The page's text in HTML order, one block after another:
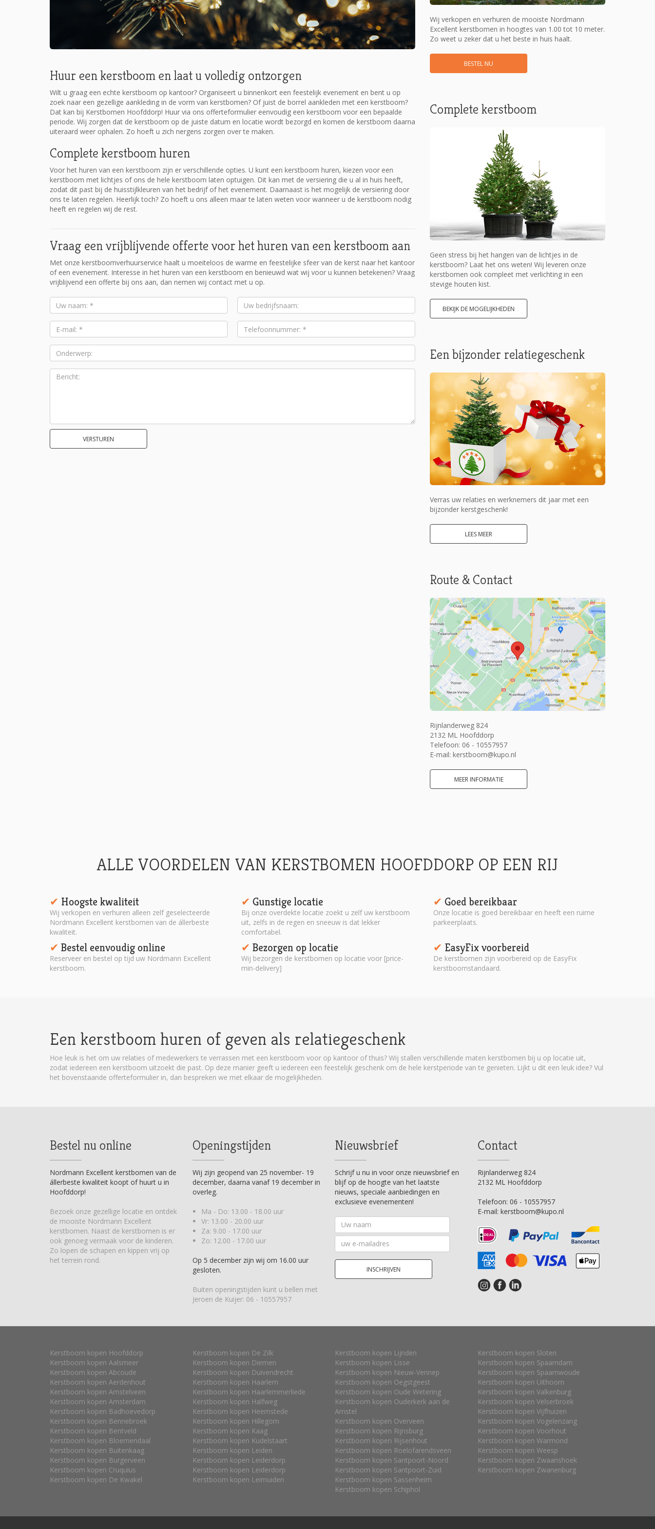
Huur een kerstboom en laat u volledig ontzorgen
Wilt u graag een echte kerstboom op kantoor? Organiseert u binnenkort een feestelijk evenement en bent u op
zoek naar een gezellige aankleding in de vorm van kerstbomen? Of juist de borrel aankleden met een kerstboom?
Dat kan bij Kerstbomen Hoofddorp! Huur via ons offerteformulier eenvoudig een kerstboom voor een bepaalde
periode. Wij zorgen dat de kerstboom op de juiste datum en locatie wordt bezorgd en komen de kerstboom daarna
uiteraard weer ophalen. Zo hoeft u zich nergens zorgen over te maken.
Complete kerstboom huren
Voor het huren van een kerstboom zijn er verschillende opties. U kunt een kerstboom huren, kiezen voor een
kerstboom met lichtjes of ons de hele kerstboom laten optuigen. Dit kan met de versiering die u al in huis heeft,
zodat dit past bij de huisstijlkleuren van het bedrijf of het evenement. Daarnaast is het mogelijk de versiering door
ons te laten regelen. Heerlijk toch? Zo hoeft u ons alleen maar te laten weten voor wanneer u de kerstboom nodig
heeft en regelen wij de rest.
Vraag een vrijblijvende offerte voor het huren van een kerstboom aan
Met onze kerstboomverhuurservice haalt u moeiteloos de warme en feestelijke sfeer van de kerst naar het kantoor
of een evenement. Interesse in het huren van een kerstboom en benieuwd wat wij voor u kunnen betekenen? Vraag
vrijblijvend een offerte bij ons aan, dan nemen wij contact met u op.
Uw
naam:
*
Uw
bedrijfsnaam:
E-
mail:
*
Telefoonnummer:
*
Onderwerp:
Wij verkopen en verhuren de mooiste Nordmann
Excellent kerstbomen in hoogtes van 1.00 tot 10 meter.
Zo weet u zeker dat u het beste in huis haalt.
BESTEL NU
Complete kerstboom
Geen stress bij het hangen van de lichtjes in de
kerstboom? Laat het ons weten! Wij leveren onze
kerstbomen ook compleet met verlichting in een
stevige houten kist.
BEKIJK DE MOGELIJKHEDEN
Een bijzonder relatiegeschenk
Verras uw relaties en werknemers dit jaar met een
bijzonder kerstgeschenk!
LEES MEER
Route & Contact
Rijnlanderweg 824
2132 ML Hoofddorp
Telefoon: 06 - 10557957
E-mail: kerstboom@kupo.nl
MEER INFORMATIE
ALLE VOORDELEN VAN KERSTBOMEN HOOFDDORP OP EEN RIJ
✔︎ Hoogste kwaliteit
Wij verkopen en verhuren alleen zelf geselecteerde
Nordmann Excellent kerstbomen van de állerbeste
kwaliteit.
✔︎ Gunstige locatie
Bij onze overdekte locatie zoekt u zelf uw kerstboom
uit, zelfs in de regen en sneeuw is dat lekker
comfortabel.
✔︎ Goed bereikbaar
Onze locatie is goed bereikbaar en heeft een ruime
parkeerplaats.
✔︎ Bestel eenvoudig online
Reserveer en bestel op tijd uw Nordmann Excellent
kerstboom.
✔︎ Bezorgen op locatie
Wij bezorgen de kerstbomen op locatie voor [price-
min-delivery]
✔︎ EasyFix voorbereid
De kerstbomen zijn voorbereid op de EasyFix
kerstboomstandaard.
Een kerstboom huren of geven als relatiegeschenk
Hoe leuk is het om uw relaties of medewerkers te verrassen met een kerstboom voor op kantoor of thuis? Wij stallen verschillende maten kerstbomen bij u op locatie uit,
zodat iedereen een kerstboom uitzoekt die past. Op deze manier geeft u iedereen een feestelijk geschenk om de hele kerstperiode van te genieten. Lijkt u dit een leuk idee? Vul
het bovenstaande offerteformulier in, dan bespreken we met elkaar de mogelijkheden.
Bestel nu online
Nordmann Excellent kerstbomen van de
állerbeste kwaliteit koopt of huurt u in
Hoofddorp!
Bezoek onze gezellige locatie en ontdek
de mooiste Nordmann Excellent
kerstbomen. Naast de kerstbomen is er
ook genoeg vermaak voor de kinderen.
Zo lopen de schapen en kippen vrij op
het terrein rond.
Openingstijden
Wij zijn geopend van 25 november- 19
december, daarna vanaf 19 december in
overleg.
Ma - Do: 13.00 - 18.00 uur
Vr: 13.00 - 20.00 uur
Za: 9.00 - 17.00 uur
Zo: 12.00 - 17.00 uur
Op 5 december zijn wij om 16.00 uur
gesloten.
Buiten openingstijden kunt u bellen met
Jeroen de Kuijer: 06 - 10557957
Nieuwsbrief
Schrijf u nu in voor onze nieuwsbrief en
blijf op de hoogte van het laatste
nieuws, speciale aanbiedingen en
exclusieve evenementen!
Uw
naam
Uw
e-
mailadres
INSCHRIJVEN
Contact
Rijnlanderweg 824
2132 ML Hoofddorp
Telefoon: 06 - 10557957
E-mail: kerstboom@kupo.nl
Kerstboom kopen Hoofddorp
Kerstboom kopen Aalsmeer
Kerstboom kopen Abcoude
Kerstboom kopen Aerdenhout
Kerstboom kopen Amstelveen
Kerstboom kopen Amsterdam
Kerstboom kopen Badhoevedorp
Kerstboom kopen Bennebroek
Kerstboom kopen Bentveld
Kerstboom kopen Bloemendaal
Kerstboom kopen Buitenkaag
Kerstboom kopen Burgerveen
Kerstboom kopen Cruquius
Kerstboom kopen De Kwakel
Kerstboom kopen De Zilk
Kerstboom kopen Diemen
Kerstboom kopen Duivendrecht
Kerstboom kopen Haarlem
Kerstboom kopen Haarlemmerliede
Kerstboom kopen Halfweg
Kerstboom kopen Heemstede
Kerstboom kopen Hillegom
Kerstboom kopen Kaag
Kerstboom kopen Kudelstaart
Kerstboom kopen Leiden
Kerstboom kopen Leiderdorp
Kerstboom kopen Leiderdorp
Kerstboom kopen Leimuiden
Kerstboom kopen Lijnden
Kerstboom kopen Lisse
Kerstboom kopen Nieuw-Vennep
Kerstboom kopen Oegstgeest
Kerstboom kopen Oude Wetering
Kerstboom kopen Ouderkerk aan de
Amstel
Kerstboom kopen Overveen
Kerstboom kopen Rijnsburg
Kerstboom kopen Rijsenhout
Kerstboom kopen Roelofarendsveen
Kerstboom kopen Santpoort-Noord
Kerstboom kopen Santpoort-Zuid
Kerstboom kopen Sassenheim
Kerstboom kopen Schiphol
Kerstboom kopen Sloten
Kerstboom kopen Spaarndam
Kerstboom kopen Spaarnwoude
Kerstboom kopen Uithoorn
Kerstboom kopen Valkenburg
Kerstboom kopen Velserbroek
Kerstboom kopen Vijfhuizen
Kerstboom kopen Vogelenzang
Kerstboom kopen Voorhout
Kerstboom kopen Warmond
Kerstboom kopen Weesp
Kerstboom kopen Zwaanshoek
Kerstboom kopen Zwanenburg